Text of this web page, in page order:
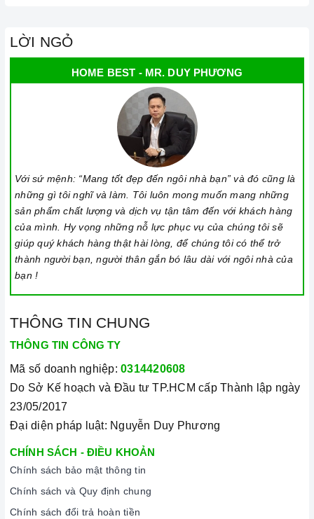
LỜI NGỎ
HOME BEST - MR. DUY PHƯƠNG
Với sứ mệnh: “Mang tốt đẹp đến ngôi nhà bạn” và đó cũng là
những gì tôi nghĩ và làm. Tôi luôn mong muốn mang những
sản phẩm chất lượng và dịch vụ tận tâm đến với khách hàng
của mình. Hy vọng những nỗ lực phục vụ của chúng tôi sẽ
giúp quý khách hàng thật hài lòng, để chúng tôi có thể trở
thành người bạn, người thân gắn bó lâu dài với ngôi nhà của
bạn !
THÔNG TIN CHUNG
THÔNG TIN CÔNG TY
Mã số doanh nghiệp: 0314420608
Do Sở Kế hoạch và Đầu tư TP.HCM cấp Thành lập ngày
23/05/2017
Đại diện pháp luật: Nguyễn Duy Phương
CHÍNH SÁCH - ĐIỀU KHOẢN
Chính sách bảo mật thông tin
Chính sách và Quy định chung
Chính sách đổi trả hoàn tiền